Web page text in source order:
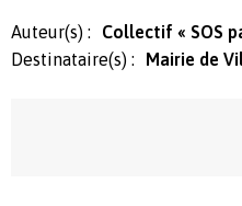
Auteur(s) :
Collectif « SOS
Destinataire(s) :
Mairie de